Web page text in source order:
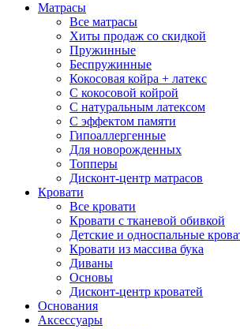
Матрасы
Все матрасы
Хиты продаж со скидкой
Пружинные
Беспружинные
Кокосовая койра + латекс
С кокосовой койрой
С натуральным латексом
С эффектом памяти
Гипоаллергенные
Для новорожденных
Топперы
Дисконт-центр матрасов
Кровати
Все кровати
Кровати с тканевой обивкой
Детские и односпальные
Кровати из массива бука
Диваны
Основы
Дисконт-центр кроватей
Основания
Аксессуары